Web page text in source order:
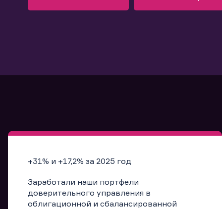
+31% и +17,2% за 2025 год
Заработали наши портфели
доверительного управления в
облигационной и сбалансированной